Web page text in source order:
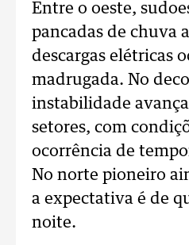
Entre o oeste,
pancadas de chuva
descargas elétricas
madrugada. No
instabilidade
setores, com
ocorrência de
No norte pioneiro
a expectativa é de
noite.